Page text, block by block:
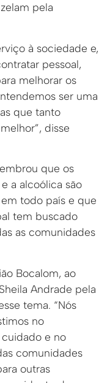
pela
à sociedade e,
pessoal,
melhorar os
ser uma
que tanto
disse
que os
a alcoólica são
todo país e que
tem buscado
as comunidades
Bocalom, ao
Andrade pela
tema. “Nós
no
e no
comunidades
outras